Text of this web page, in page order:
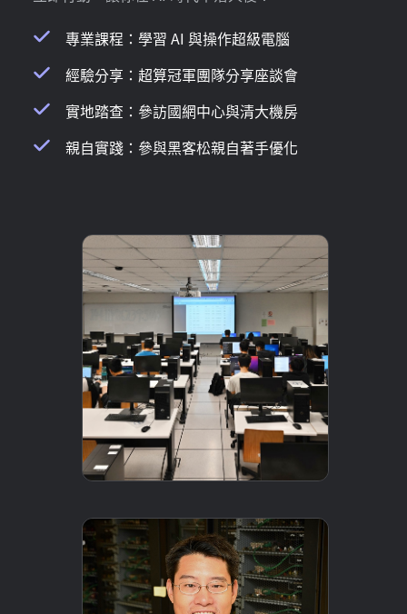
專業課程：學習 AI 與操作超級電腦
經驗分享：超算冠軍團隊分享座談會
實地踏查：參訪國網中心與清大機房
親自實踐：參與黑客松親自著手優化